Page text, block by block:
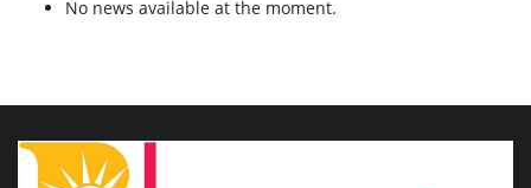
No news available at the moment.